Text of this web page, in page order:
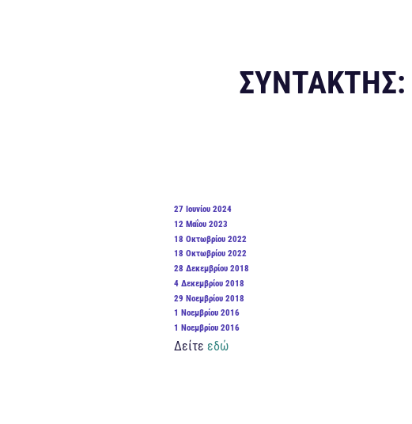
ΣΥΝΤΆΚΤΗΣ:
ΔΗΜΟΣΙΕΎΤΗΚΕ
ΣΤΙΣ
27 Ιουνίου 2024
ΔΗΜΟΣΙΕΎΤΗΚΕ
ΣΤΙΣ
12 Μαΐου 2023
ΔΗΜΟΣΙΕΎΤΗΚΕ
ΣΤΙΣ
18 Οκτωβρίου 2022
ΔΗΜΟΣΙΕΎΤΗΚΕ
ΣΤΙΣ
18 Οκτωβρίου 2022
ΔΗΜΟΣΙΕΎΤΗΚΕ
ΣΤΙΣ
28 Δεκεμβρίου 2018
ΔΗΜΟΣΙΕΎΤΗΚΕ
ΣΤΙΣ
4 Δεκεμβρίου 2018
ΔΗΜΟΣΙΕΎΤΗΚΕ
ΣΤΙΣ
29 Νοεμβρίου 2018
ΔΗΜΟΣΙΕΎΤΗΚΕ
ΣΤΙΣ
1 Νοεμβρίου 2016
ΔΗΜΟΣΙΕΎΤΗΚΕ
ΣΤΙΣ
1 Νοεμβρίου 2016
Δείτε εδώ